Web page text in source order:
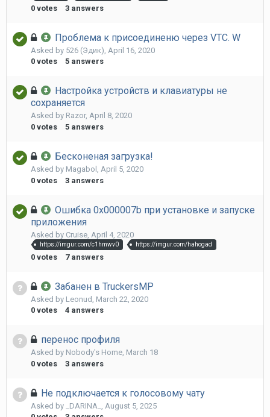
0 votes 3 answers
Проблема к присоединеню через VTC. W
Asked by 526 (Эдик) April 16, 2020
0 votes 5 answers
Настройка устройств и клавиатуры не
сохраняется
Asked by Razor, April 8, 2020
0 votes 5 answers
Бесконеная загрузка!
Asked by Magabol , April 5, 2020
0 votes 3 answers
Ошибка 0х000007b при установке и запуске
приложения
Asked by Cruise April 4, 2020
https://imgur.com/c1hmwv0 https://imgur.com/hahogad
0 votes 7 answers
Забанен в TruckersMP
Asked by Leonud March 22, 2020
0 votes 4 answers
перенос профиля
Asked by Nobody's Home, March 18
0 votes 3 answers
Не подключается к голосовому чату
Asked by _DARINA_
August 5, 2025